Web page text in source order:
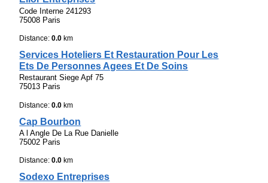
Code Interne 241293
75008 Paris
Distance:0.0 km
Services Hoteliers Et Restauration Pour Les
Ets De Personnes Agees Et De Soins
Restaurant Siege Apf 75
75013 Paris
Distance:0.0 km
Cap Bourbon
A l Angle De La Rue Danielle
75002 Paris
Distance:0.0 km
Sodexo Entreprises